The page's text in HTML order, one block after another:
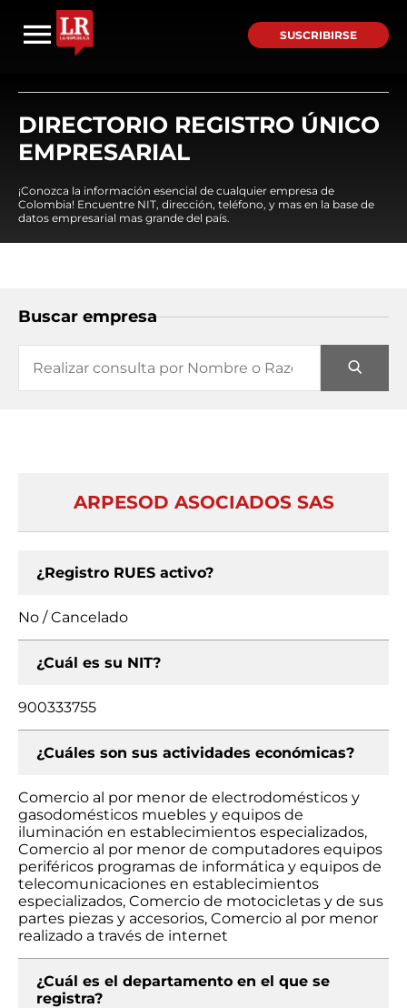
SUSCRIBIRSE
DIRECTORIO REGISTRO ÚNICO
EMPRESARIAL
¡Conozca la información esencial de cualquier empresa de
Colombia! Encuentre NIT, dirección, teléfono, y mas en la base de
datos empresarial mas grande del país.
Buscar empresa
ARPESOD ASOCIADOS SAS
¿Registro RUES activo?
No / Cancelado
¿Cuál es su NIT?
900333755
¿Cuáles son sus actividades económicas?
Comercio al por menor de electrodomésticos y
gasodomésticos muebles y equipos de
iluminación en establecimientos especializados,
Comercio al por menor de computadores equipos
periféricos programas de informática y equipos de
telecomunicaciones en establecimientos
especializados, Comercio de motocicletas y de sus
partes piezas y accesorios, Comercio al por menor
realizado a través de internet
¿Cuál es el departamento en el que se
registra?